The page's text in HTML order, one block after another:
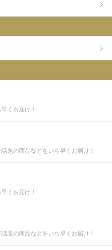
くお届け！
題の商品などをいち早くお届け！
くお届け！
題の商品などをいち早くお届け！